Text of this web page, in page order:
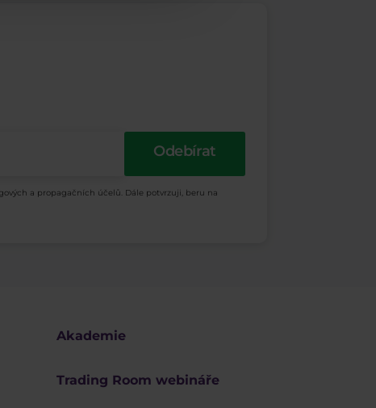
Odebírat
a propagačních účelů. Dále potvrzuji, beru na
Akademie
Trading Room webináře